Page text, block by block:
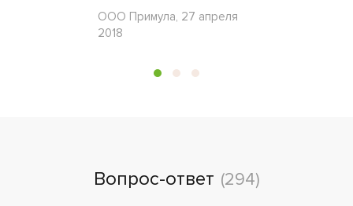
ООО Примула, 27 апреля
2018
Вопрос-ответ (294)